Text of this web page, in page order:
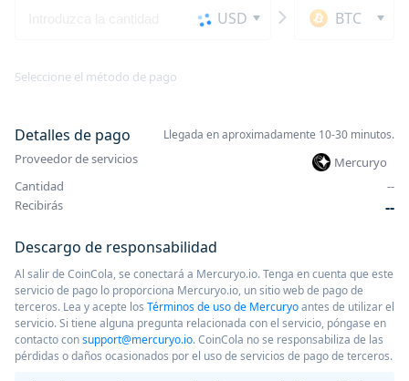
USD BTC
Seleccione el método de pago
Detalles de pago Llegada en aproximadamente 10-30 minutos.
Proveedor de servicios
Mercuryo
Cantidad
--
Recibirás
--
Descargo de responsabilidad
Al salir de CoinCola, se conectará a Mercuryo.io. Tenga en cuenta que este
servicio de pago lo proporciona Mercuryo.io, un sitio web de pago de
terceros. Lea y acepte los Términos de uso de Mercuryoantes de utilizar el
servicio. Si tiene alguna pregunta relacionada con el servicio, póngase en
contacto consupport@mercuryo.io. CoinCola no se responsabiliza de las
pérdidas o daños ocasionados por el uso de servicios de pago de terceros.